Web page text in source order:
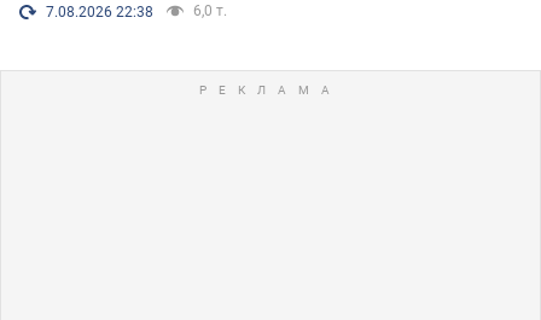
7.08.2026 22:38 6,0 т.